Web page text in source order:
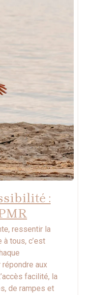
:
ressentir la
tous, c’est
aux
facilité, la
de rampes et